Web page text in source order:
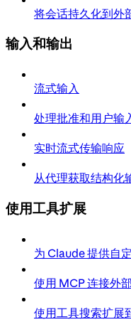
将会话持久化到外
输入和输出
流式输入
处理批准和用户输
实时流式传输响应
从代理获取结构化
使用工具扩展
为 Claude 提供自
使用 MCP 连接外
使用工具搜索扩展